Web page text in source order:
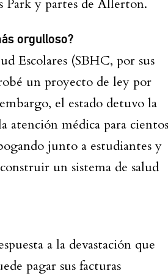
Park y partes de Allerton.
orgulloso?
Escolares (SBHC, por sus
un proyecto de ley por
el estado detuvo la
atención médica para cientos
junto a estudiantes y
un sistema de salud
a la devastación que
pagar sus facturas